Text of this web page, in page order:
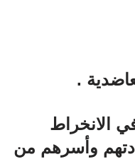
.
الانخراط
وأسرهم من